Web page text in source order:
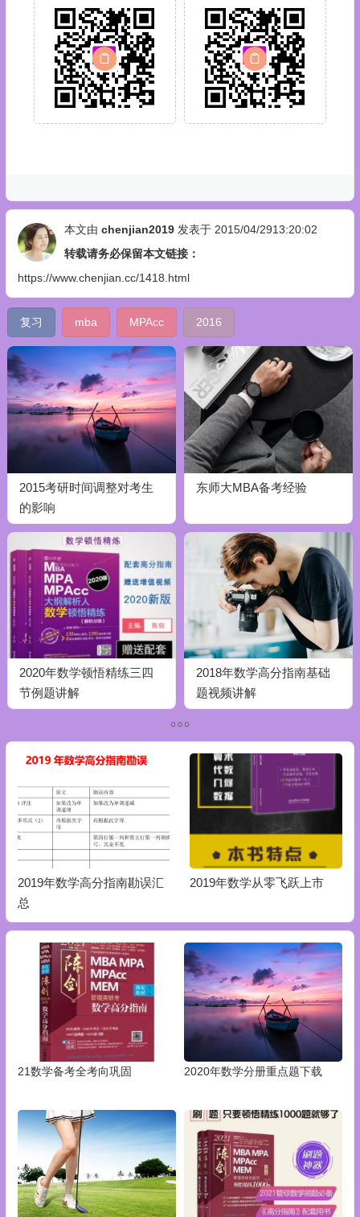
本文由 chenjian2019发表于 2015/04/2913:20:02
转载请务必保留本文链接：
https://www.chenjian.cc/1418.html
复习 mba MPAcc 2016
2015考研时间调整对考生
的影响
东师大MBA备考经验
2020年数学顿悟精练三四
节例题讲解
2018年数学高分指南基础
题视频讲解
2019年数学高分指南勘误汇
总
2019年数学从零飞跃上市
21数学备考全考向巩固 2020年数学分册重点题下载